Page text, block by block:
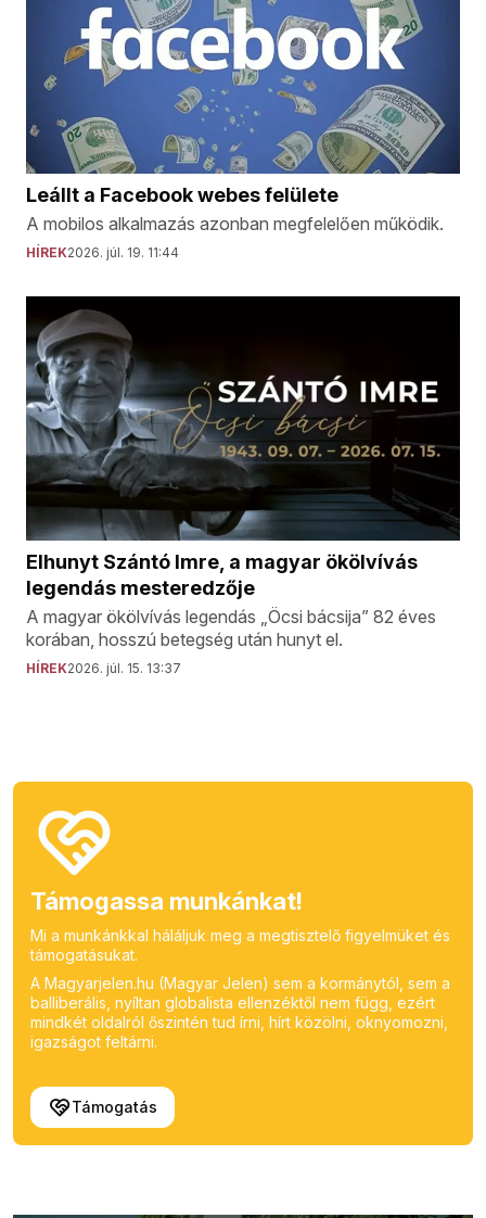
Leállt a Facebook webes felülete
A mobilos alkalmazás azonban megfelelően működik.
HÍREK2026. júl. 19. 11:44
Elhunyt Szántó Imre, a magyar ökölvívás
legendás mesteredzője
A magyar ökölvívás legendás „Öcsi bácsija” 82 éves
korában, hosszú betegség után hunyt el.
HÍREK2026. júl. 15. 13:37
Támogassa munkánkat!
Mi a munkánkkal háláljuk meg a megtisztelő figyelmüket és
támogatásukat.
A Magyarjelen.hu (Magyar Jelen) sem a kormánytól, sem a
balliberális, nyíltan globalista ellenzéktől nem függ, ezért
mindkét oldalról őszintén tud írni, hírt közölni, oknyomozni,
igazságot feltárni.
Támogatás